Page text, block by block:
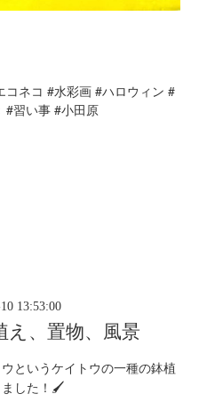
コネコ #水彩画 #ハロウィン #
#習い事 #小田原
13:53:00
え、置物、風景
というケイトウの一種の鉢植
ました！🖌️